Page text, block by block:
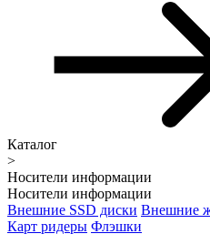
Каталог
>
Носители информации
Носители информации
Внешние SSD диски Внешние
Карт ридеры Флэшки